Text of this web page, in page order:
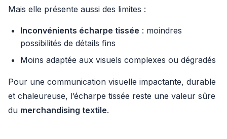
Mais elle présente aussi des limites :
Inconvénients écharpe tissée : moindres
possibilités de détails fins
Moins adaptée aux visuels complexes ou dégradés
Pour une communication visuelle impactante, durable
et chaleureuse, l’écharpe tissée reste une valeur sûre
du merchandising textile.